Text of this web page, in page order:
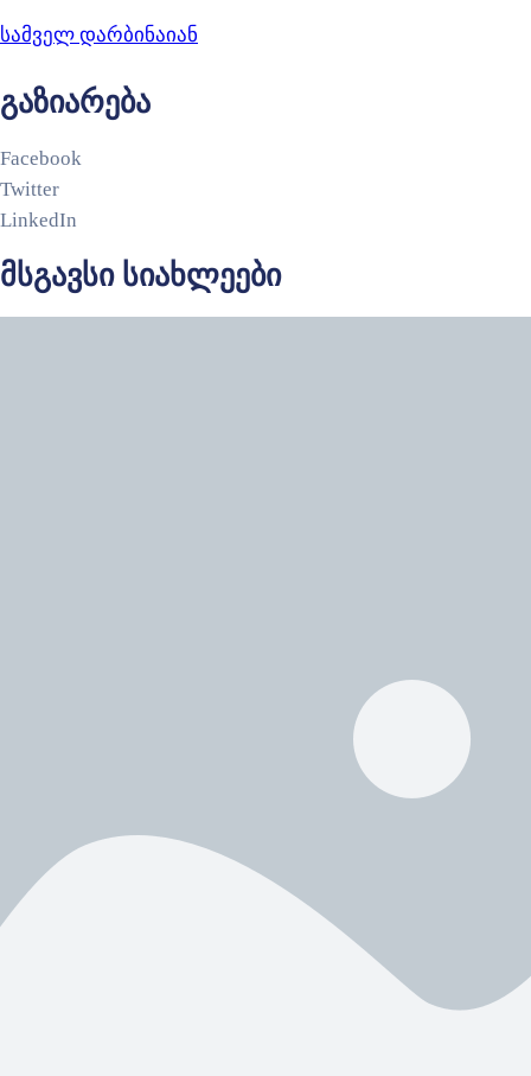
სამველ დარბინაიან
გაზიარება
Facebook
Twitter
LinkedIn
მსგავსი სიახლეები